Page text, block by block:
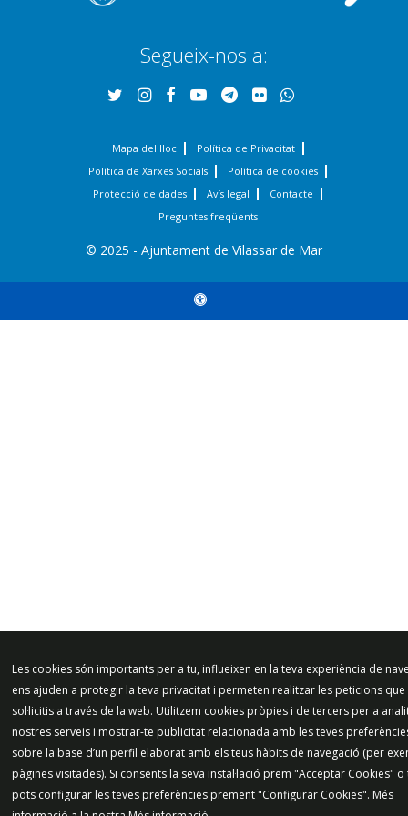
Segueix-nos a:
Mapa del lloc
Política de Privacitat
Política de Xarxes Socials
Política de cookies
Protecció de dades
Avís legal
Contacte
Preguntes freqüents
© 2025 - Ajuntament de Vilassar de Mar
Les cookies són importants per a tu, influeixen en la teva experiència de
ens ajuden a protegir la teva privacitat i permeten realitzar les peticions que
sol·licitis a través de la web. Utilitzem cookies pròpies i de tercers per a
nostres serveis i mostrar-te publicitat relacionada amb les teves
sobre la base d’un perfil elaborat amb els teus hàbits de navegació (per
pàgines visitades). Si consents la seva instal·lació prem "Acceptar Cookies"
pots configurar les teves preferències prement "Configurar Cookies". Més